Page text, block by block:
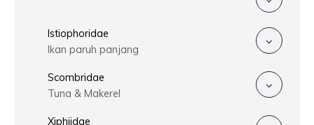
Istiophoridae
Ikan paruh panjang
Scombridae
Tuna & Makerel
Xiphiidae